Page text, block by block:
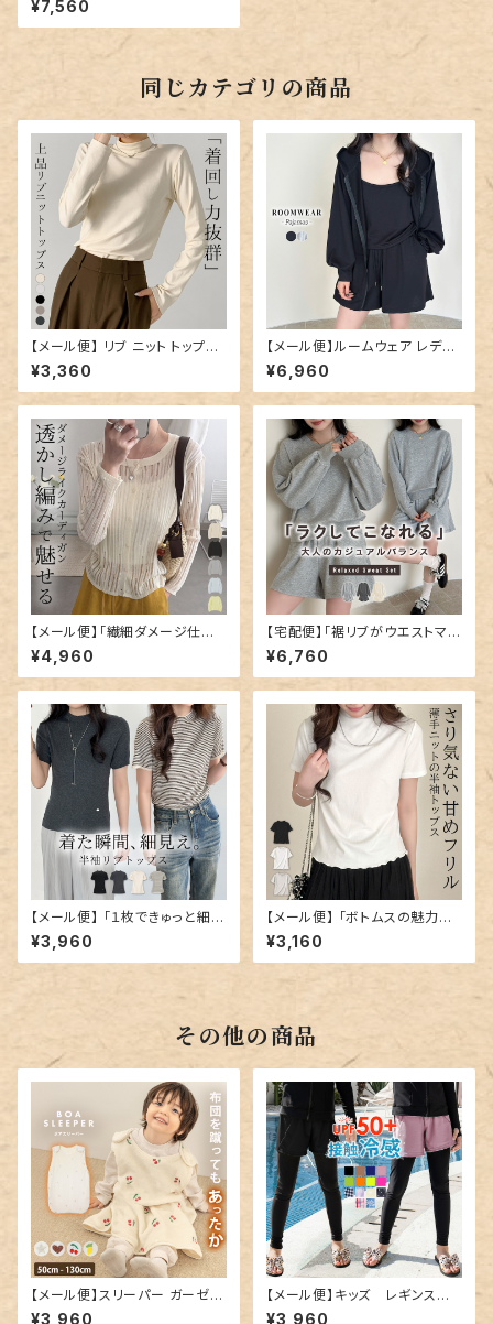
¥7,560
同じカテゴリの商品
【メール便】 リブ ニット トップス
ハイネック 薄手 長袖 レディー
ス／tops2260
¥3,360
【メール便】ルームウェア レディ
ース 上下セット パジャマ 上下
／roomwear285
¥6,960
【メール便】「繊細ダメージ仕様」
カーディガン シアー サマーニッ
ト トップス レディース／tops2
424
¥4,960
【宅配便】「裾リブがウエストマー
ク風」スウェット 上下 レディース
長袖 トップス／tops2379
¥6,760
【メール便】 「１枚できゅっと細見
え」リブニット トップス レディー
ス 半袖／tops2370
¥3,960
【メール便】 「ボトムスの魅力U
P」カットソー メロウ フリル レデ
ィース／tops2373
¥3,160
その他の商品
【メール便】スリーパー ガーゼ フ
リース キッズ 女の子／kidsto
¥3,960
【メール便】キッズ レギンス一
体型ショートパンツ／kids507
¥3,960